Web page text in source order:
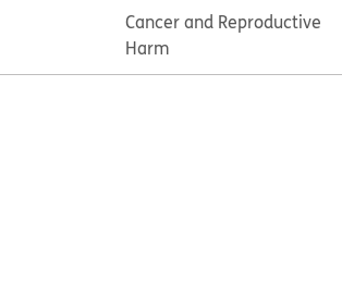
Cancer and Reproductive
Harm